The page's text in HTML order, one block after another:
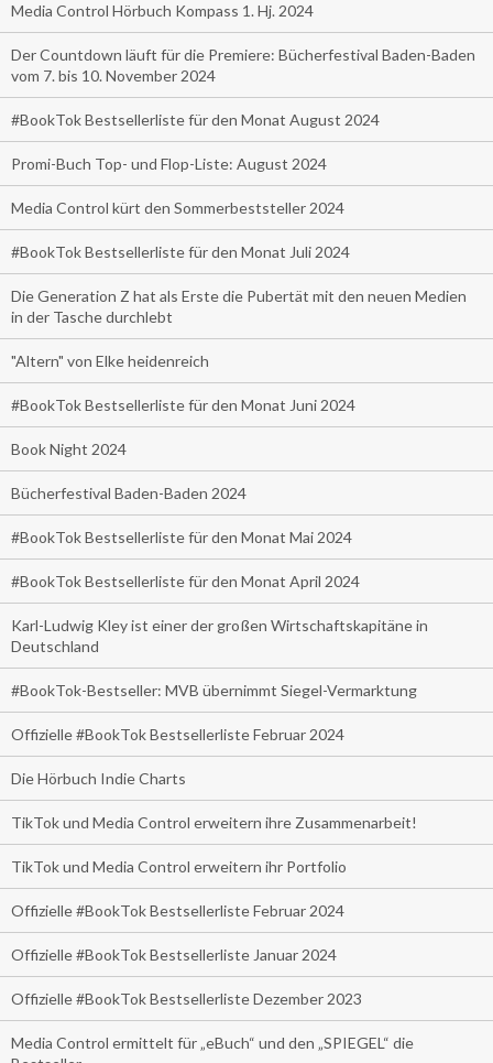
Media Control Hörbuch Kompass 1. Hj. 2024
Der Countdown läuft für die Premiere: Bücherfestival Baden-Baden
vom 7. bis 10. November 2024
#BookTok Bestsellerliste für den Monat August 2024
Promi-Buch Top- und Flop-Liste: August 2024
Media Control kürt den Sommerbeststeller 2024
#BookTok Bestsellerliste für den Monat Juli 2024
Die Generation Z hat als Erste die Pubertät mit den neuen Medien
in der Tasche durchlebt
"Altern" von Elke heidenreich
#BookTok Bestsellerliste für den Monat Juni 2024
Book Night 2024
Bücherfestival Baden-Baden 2024
#BookTok Bestsellerliste für den Monat Mai 2024
#BookTok Bestsellerliste für den Monat April 2024
Karl-Ludwig Kley ist einer der großen Wirtschaftskapitäne in
Deutschland
#BookTok-Bestseller: MVB übernimmt Siegel-Vermarktung
Offizielle #BookTok Bestsellerliste Februar 2024
Die Hörbuch Indie Charts
TikTok und Media Control erweitern ihre Zusammenarbeit!
TikTok und Media Control erweitern ihr Portfolio
Offizielle #BookTok Bestsellerliste Februar 2024
Offizielle #BookTok Bestsellerliste Januar 2024
Offizielle #BookTok Bestsellerliste Dezember 2023
Media Control ermittelt für „eBuch“ und den „SPIEGEL“ die